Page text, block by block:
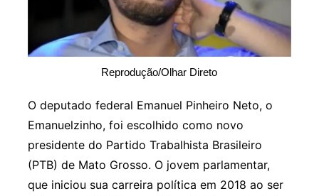
Reprodução/Olhar Direto
O deputado federal Emanuel Pinheiro Neto, o
Emanuelzinho, foi escolhido como novo
presidente do Partido Trabalhista Brasileiro
(PTB) de Mato Grosso. O jovem parlamentar,
que iniciou sua carreira política em 2018 ao ser